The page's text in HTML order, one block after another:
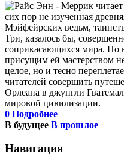
сих пор не изученная
Мэйфейрских ведьм,
Три, казалось бы,
соприкасающихся мира. Но
присущим ей мастерством
целое, но и тесно
читателей совершить
Орлеана в джунгли
мировой цивилизации.
0 Подробнее
В будущее В прошлое
Навигация